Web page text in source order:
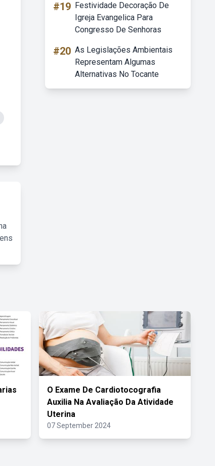
#19 Festividade Decoração De
Igreja Evangelica Para
Congresso De Senhoras
#20 As Legislações Ambientais
Representam Algumas
Alternativas No Tocante
O Exame De Cardiotocografia
Auxilia Na Avaliação Da Atividade
Uterina
07 September 2024